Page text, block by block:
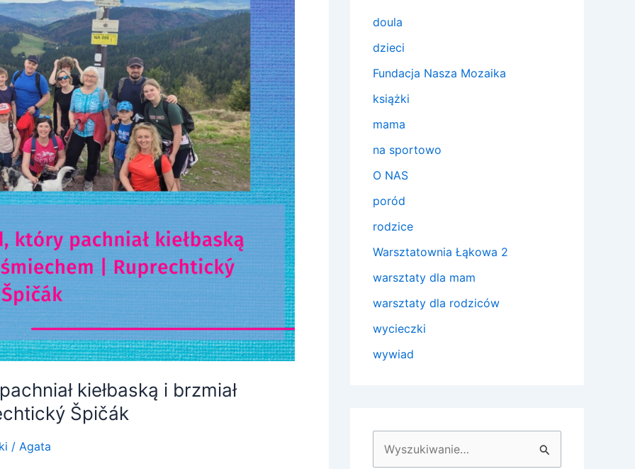
kiełbaską i brzmiał
Špičák
/ Agata
doula
dzieci
Fundacja Nasza Mozaika
książki
mama
na sportowo
O NAS
poród
rodzice
Warsztatownia Łąkowa 2
warsztaty dla mam
warsztaty dla rodziców
wycieczki
wywiad